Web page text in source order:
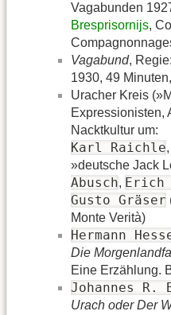
Vagabunden
Bresprisornijs,
Vagabund, Regie:
1930, 49
Uracher Kreis
Expressionisten,
Nacktkultur um:
Karl Raichle,
»deutsche Jack
Abusch, Erich
Gusto Gräser
Monte Verità)
Hermann
Die
Eine Erzählung.
Johannes R.
Urach oder Der